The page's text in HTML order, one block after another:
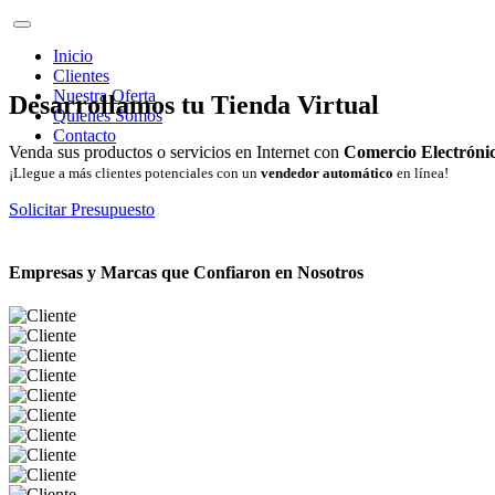
Inicio
Clientes
Nuestra Oferta
Quienes Somos
Contacto
Desarrollamos tu Tienda Virtual
Venda sus productos o servicios en Internet con Comercio
¡Llegue a más clientes potenciales con un vendedor automático en línea!
Solicitar Presupuesto
Empresas y Marcas que Confiaron en Nosotros